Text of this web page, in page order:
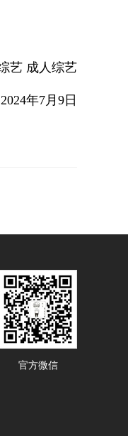
艺 成人综艺
2024年7月 9 日
官方微信